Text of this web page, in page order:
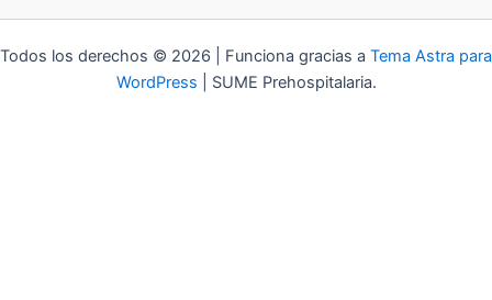
Todos los derechos © 2026 | Funciona gracias a Tema Astra para
WordPress | SUME Prehospitalaria.